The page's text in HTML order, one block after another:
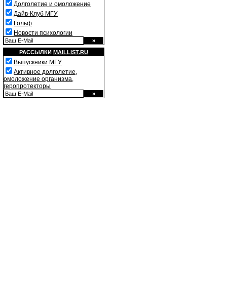
Долголетие и омоложение
Дайв-Клуб МГУ
Гольф
Новости психологии
РАССЫЛКИ MAILLIST.RU
Выпускники МГУ
Активное долголетие,
омоложение организма,
геропротекторы